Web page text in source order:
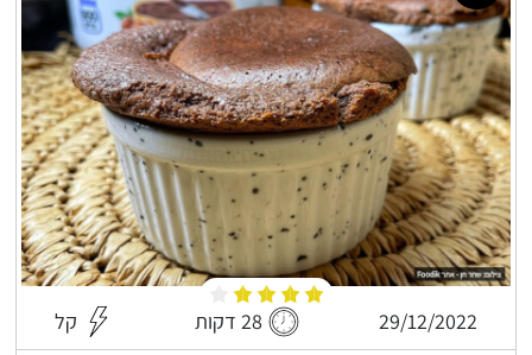
29/12/2022 28 דקות קל